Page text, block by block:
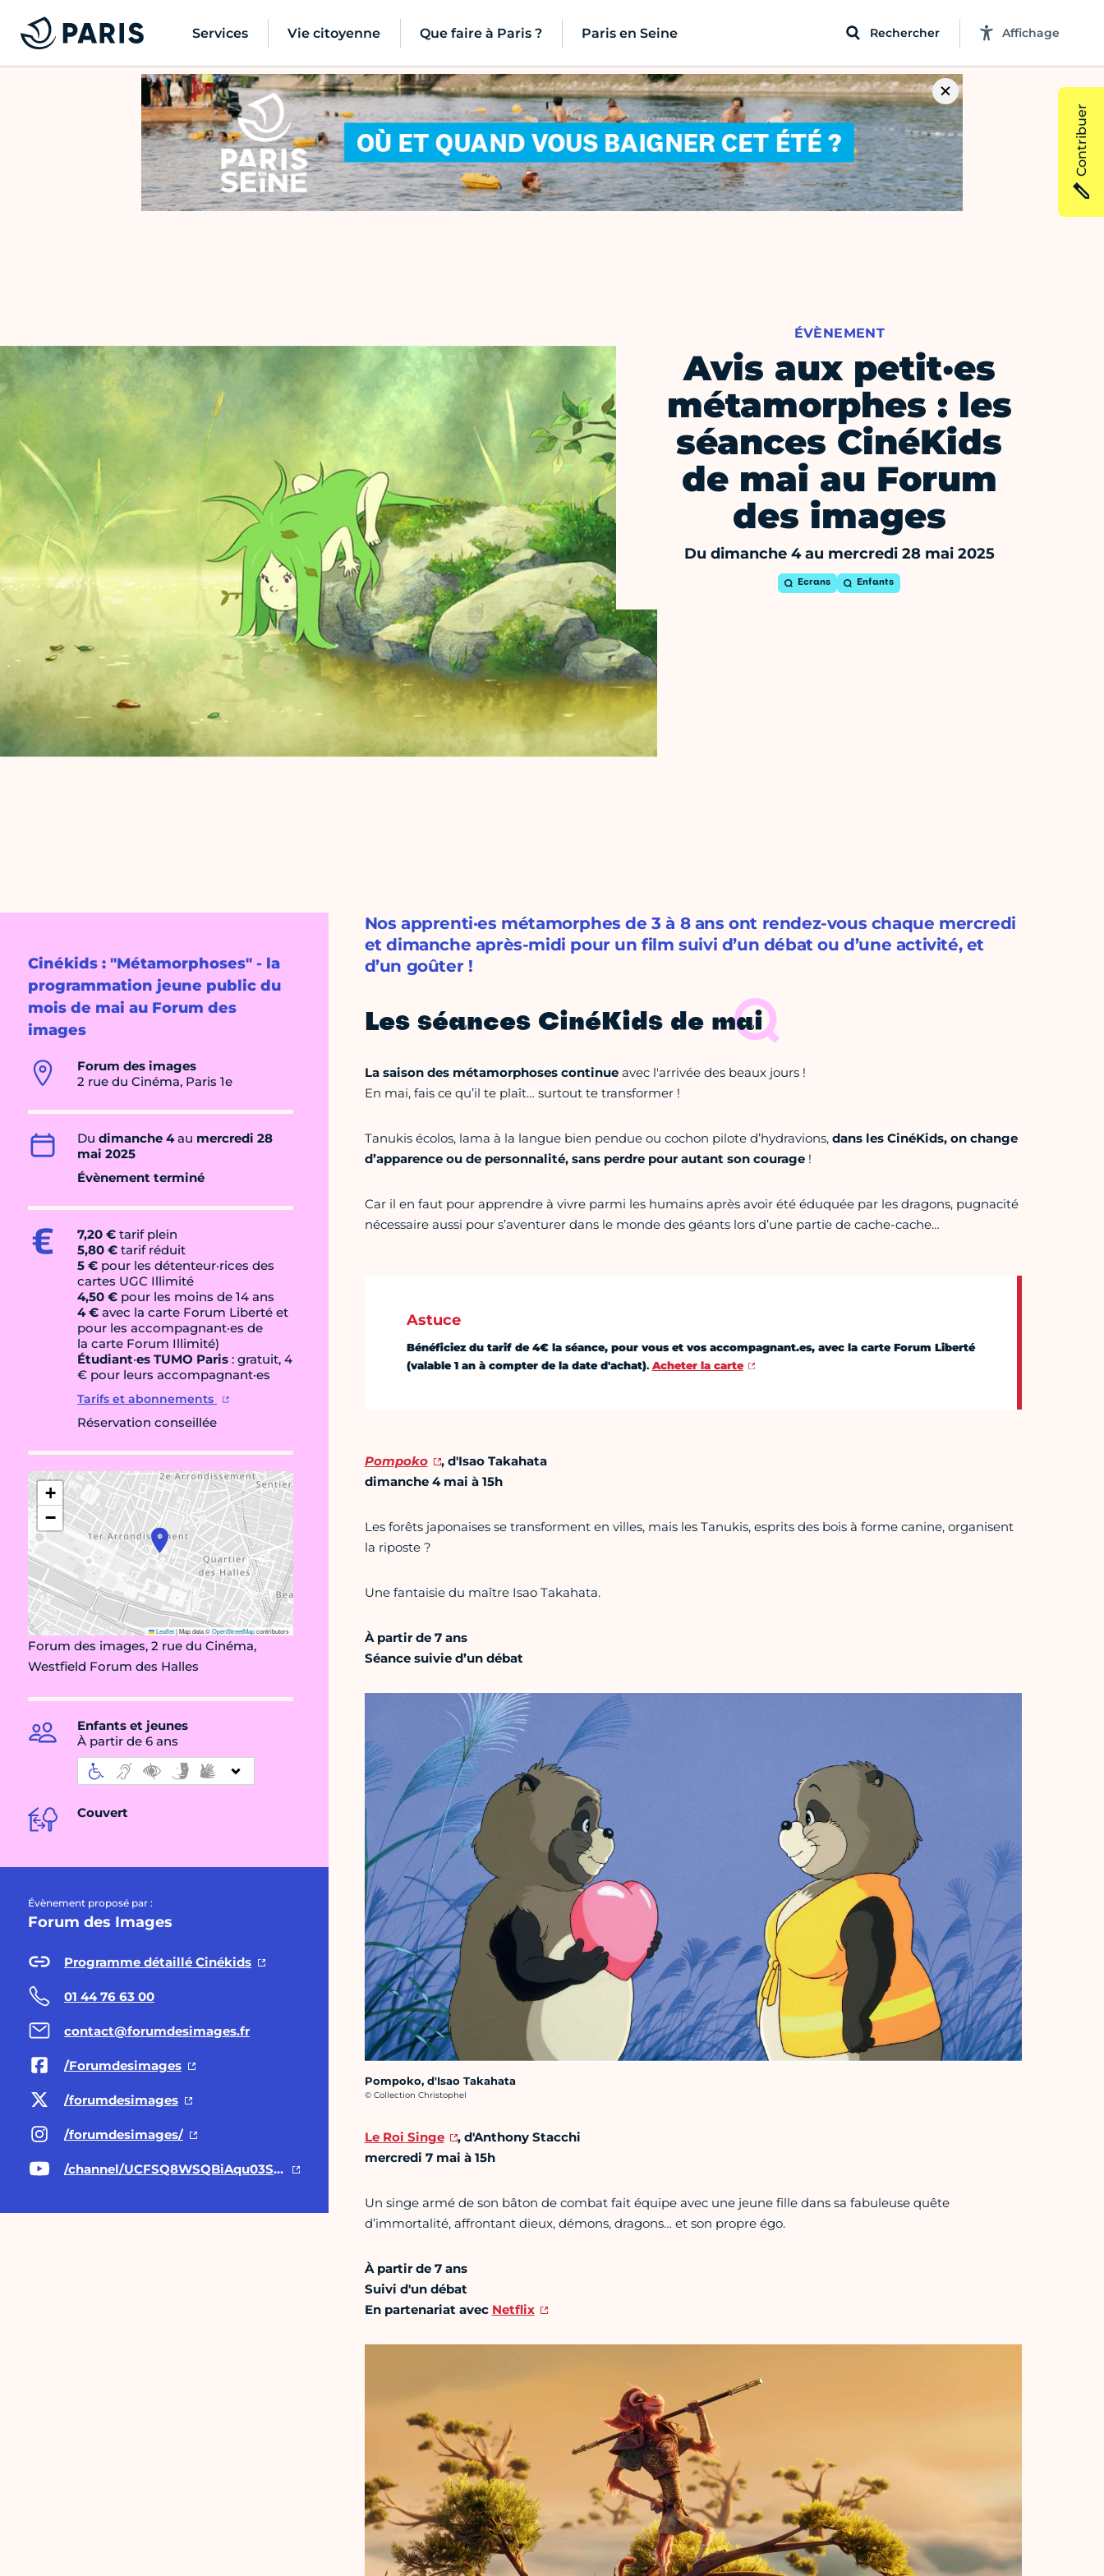
Services Vie citoyenne Que faire à Paris ? Paris en Seine Rechercher Affichage
ÉVÈNEMENT
Avis aux petit·es
métamorphes : les
séances CinéKids
de mai au Forum
des images
Du dimanche 4 au mercredi 28 mai 2025
Ecrans Enfants
Cinékids : "Métamorphoses" - la
programmation jeune public du
mois de mai au Forum des
images
Forum des images
2 rue du Cinéma, Paris 1e
Du dimanche 4au mercredi 28
mai 2025
Évènement terminé
7,20 € tarif plein
5,80 € tarif réduit
5 € pour les détenteur·rices des
cartes UGC Illimité
4,50 € pour les moins de 14 ans
4 € avec la carte Forum Liberté et
pour les accompagnant·es de
la carte Forum Illimité)
Étudiant·es TUMO Paris : gratuit, 4
€ pour leurs accompagnant·es
Tarifs et abonnements
Réservation conseillée
+
−
Leaflet|Map data ©OpenStreetMapcontributors
Forum des images, 2 rue du Cinéma,
Westfield Forum des Halles
Enfants et jeunes
À partir de 6 ans
Couvert
Évènement proposé par :
Forum des Images
Programme détaillé Cinékids
01 44 76 63 00
contact@forumdesimages.fr
/Forumdesimages
/forumdesimages
/forumdesimages/
/channel/UCFSQ8WSQBiAqu03STvzP5zQ
Nos apprenti·es métamorphes de 3 à 8 ans ont rendez-vous chaque mercredi
et dimanche après-midi pour un film suivi d’un débat ou d’une activité, et
d’un goûter !
Les séances CinéKids de mai
La saison des métamorphoses continueavec l'arrivée des beaux jours !
En mai, fais ce qu’il te plaît… surtout te transformer !
Tanukis écolos, lama à la langue bien pendue ou cochon pilote d’hydravions, dans les CinéKids, on change
d’apparence ou de personnalité, sans perdre pour autant son courage!
Car il en faut pour apprendre à vivre parmi les humains après avoir été éduquée par les dragons, pugnacité
nécessaire aussi pour s’aventurer dans le monde des géants lors d’une partie de cache-cache…
Astuce
Bénéficiez du tarif de 4€ la séance, pour vous et vos accompagnant.es, avec la carte Forum Liberté
(valable 1 an à compter de la date d'achat). Acheter la carte
Pompoko
, d'Isao Takahata
dimanche 4 mai à 15h
Les forêts japonaises se transforment en villes, mais les Tanukis, esprits des bois à forme canine, organisent
la riposte ?
Une fantaisie du maître Isao Takahata.
À partir de 7 ans
Séance suivie d’un débat
Pompoko, d'Isao Takahata
Crédit photo :
© Collection Christophel
Le Roi Singe
, d'Anthony Stacchi
mercredi 7 mai à 15h
Un singe armé de son bâton de combat fait équipe avec une jeune fille dans sa fabuleuse quête
d’immortalité, affrontant dieux, démons, dragons… et son propre égo.
À partir de 7 ans
Suivi d'un débat
En partenariat avec Netflix
Contribuer